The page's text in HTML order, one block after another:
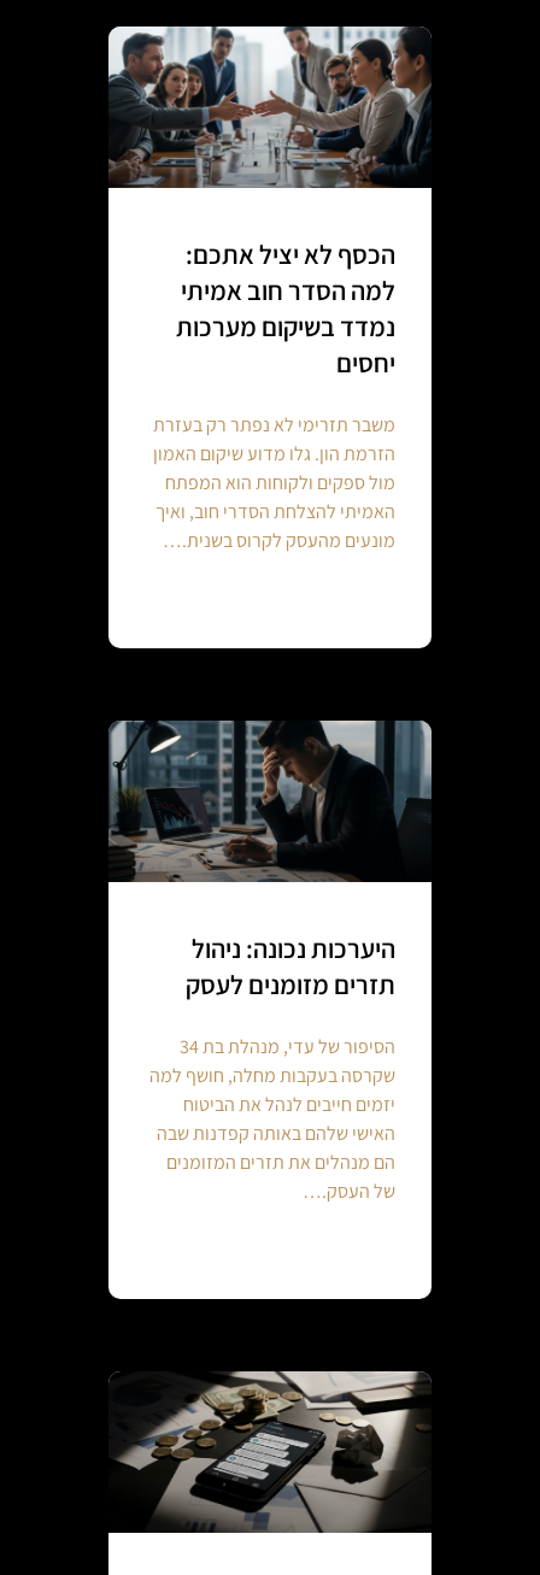
הכסף לא יציל אתכם:
למה הסדר חוב אמיתי
נמדד בשיקום מערכות
יחסים
משבר תזרימי לא נפתר רק בעזרת
הזרמת הון. גלו מדוע שיקום האמון
מול ספקים ולקוחות הוא המפתח
האמיתי להצלחת הסדרי חוב, ואיך
מונעים מהעסק לקרוס בשנית.…
היערכות נכונה: ניהול
תזרים מזומנים לעסק
הסיפור של עדי, מנהלת בת 34
שקרסה בעקבות מחלה, חושף למה
יזמים חייבים לנהל את הביטוח
האישי שלהם באותה קפדנות שבה
הם מנהלים את תזרים המזומנים
של העסק.…